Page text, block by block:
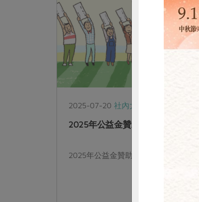
2025-07-20 社內大小事
2025年公益金贊助計畫與結案報告
2025年公益金贊助計畫